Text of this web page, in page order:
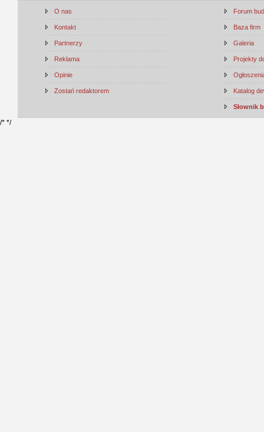
O nas
Kontakt
Partnerzy
Reklama
Opinie
Zostań redaktorem
Forum
Baza firm
Galeria
Projekty
Katalog
Słownik
/* */